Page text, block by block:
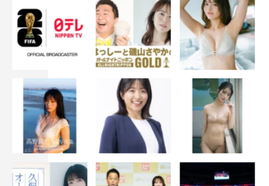
大久保桜子 ／ 撮影：岡本武志
戦隊シリーズ『宇宙戦隊キュウレンジャー』（テレビ朝日
系）といった注目作にも出演し、2nd写真集『 sol 』（ワ
ニブックス刊）が発売中の注目のアイコン・大久保桜子
が、本作に登場。